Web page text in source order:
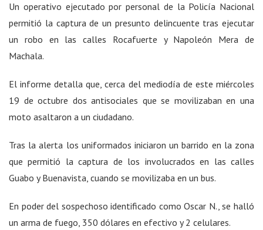
Un operativo ejecutado por personal de la Policía Nacional
permitió la captura de un presunto delincuente tras ejecutar
un robo en las calles Rocafuerte y Napoleón Mera de
Machala.
El informe detalla que, cerca del mediodía de este miércoles
19 de octubre dos antisociales que se movilizaban en una
moto asaltaron a un ciudadano.
Tras la alerta los uniformados iniciaron un barrido en la zona
que permitió la captura de los involucrados en las calles
Guabo y Buenavista, cuando se movilizaba en un bus.
En poder del sospechoso identificado como Oscar N., se halló
un arma de fuego, 350 dólares en efectivo y 2 celulares.